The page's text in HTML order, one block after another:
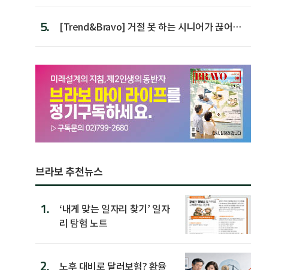
5.
[Trend&Bravo] 거절 못 하는 시니어가 끊어야
브라보 추천뉴스
1.
‘내게 맞는 일자리 찾기’ 일자
리 탐험 노트
2. 노후 대비로 달러보험? 환율